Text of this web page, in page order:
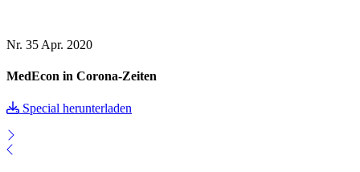
Nr. 35 Apr. 2020
MedEcon in Corona-Zeiten
Special herunterladen